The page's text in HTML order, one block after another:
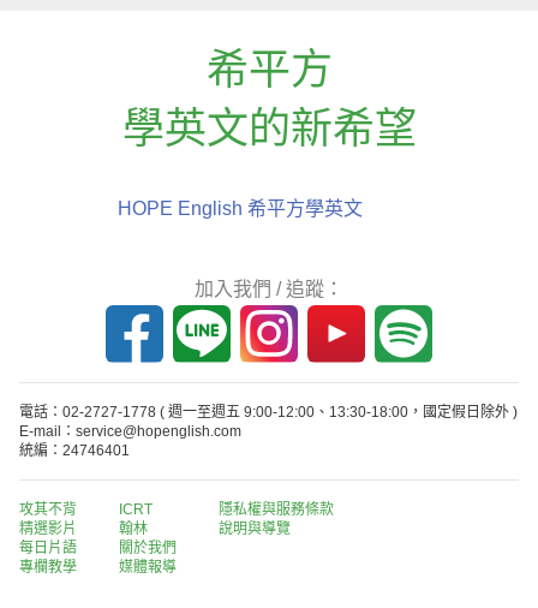
希平方
學英文的新希望
HOPE English 希平方學英文
加入我們 / 追蹤：
電話：02-2727-1778 ( 週一至週五 9:00-12:00、13:30-18:00，國定假日除外 )
E-mail：service@hopenglish.com
統編：24746401
攻其不背
精選影片
每日片語
專欄教學
ICRT
翰林
關於我們
媒體報導
隱私權與服務條款
說明與導覽